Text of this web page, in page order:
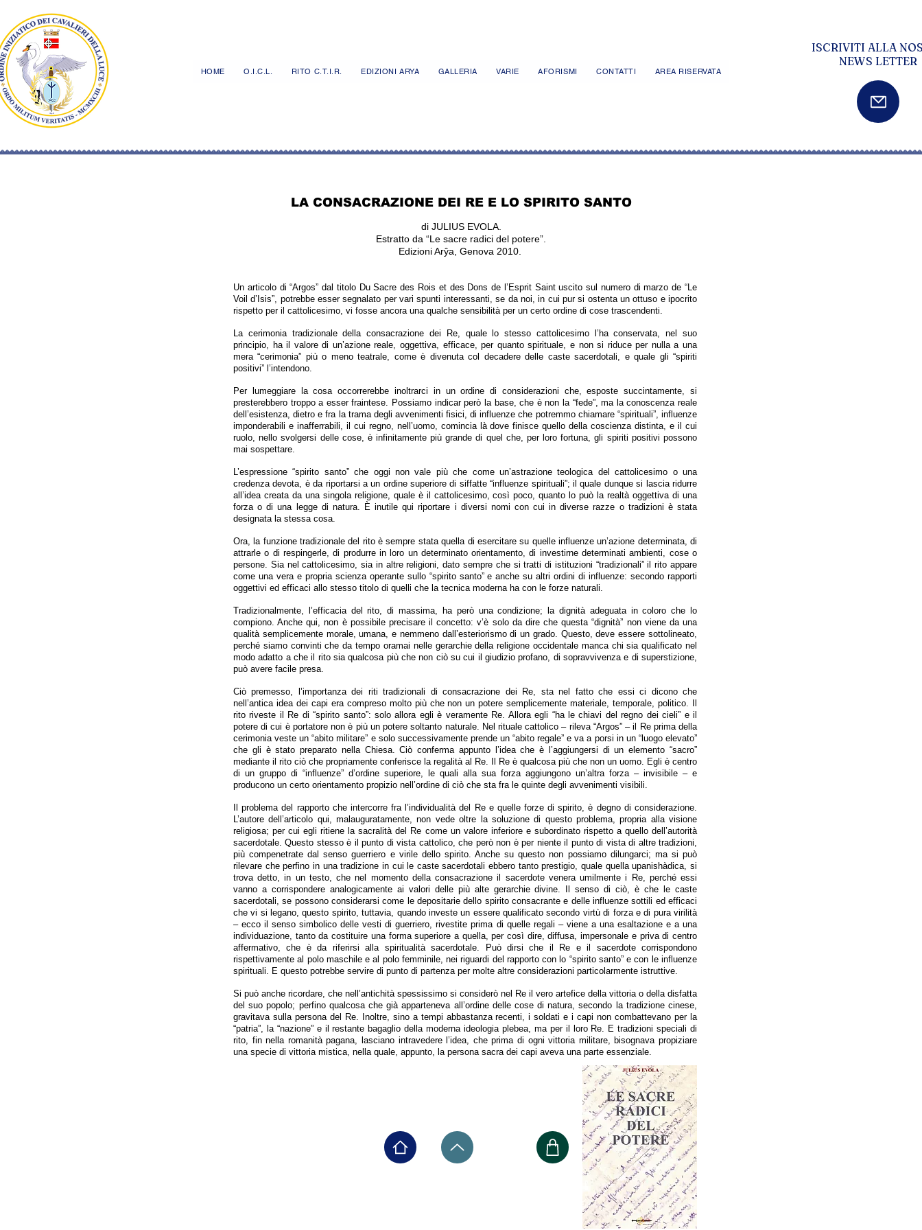
HOME O.I.C.L. RITO C.T.I.R. EDIZIONI ARYA GALLERIA VARIE AFORISMI CONTATTI AREA RISERVATA
ISCRIVITI ALLA
NEWS LETTER
LA CONSACRAZIONE DEI RE E LO SPIRITO SANTO
di JULIUS EVOLA.
Estratto da “L e sacre radici del potere”.
Edizioni Arŷa, Genova 2010.
Un articolo di “Argos” dal titolo Du Sacre des Rois et des Dons de l’Esprit Saint uscito sul numero di marzo de “Le
Voil d’Isis”, potrebbe esser segnalato per vari spunti interessanti, se da noi, in cui pur si ostenta un ottuso e ipocrito
rispetto per il cattolicesimo, vi fosse ancora una qualche sensibilità per un certo ordine di cose trascendenti.
La cerimonia tradizionale della consacrazione dei Re, quale lo stesso cattolicesimo l’ha conservata, nel suo
principio, ha il valore di un’azione reale, oggettiva, efficace, per quanto spirituale, e non si riduce per nulla a una
mera “cerimonia” più o meno teatrale, come è divenuta col decadere delle caste sacerdotali, e quale gli “spiriti
positivi” l’intendono.
Per lumeggiare la cosa occorrerebbe inoltrarci in un ordine di considerazioni che, esposte succintamente, si
presterebbero troppo a esser fraintese. Possiamo indicar però la base, che è non la “fede”, ma la conoscenza reale
dell’esistenza, dietro e fra la trama degli avvenimenti fisici, di influenze che potremmo chiamare “spirituali”, influenze
imponderabili e inafferrabili, il cui regno, nell’uomo, comincia là dove finisce quello della coscienza distinta, e il cui
ruolo, nello svolgersi delle cose, è infinitamente più grande di quel che, per loro fortuna, gli spiriti positivi possono
mai sospettare.
L’espressione “spirito santo” che oggi non vale più che come un’astrazione teologica del cattolicesimo o una
credenza devota, è da riportarsi a un ordine superiore di siffatte “influenze spirituali”; il quale dunque si lascia ridurre
all’idea creata da una singola religione, quale è il cattolicesimo, così poco, quanto lo può la realtà oggettiva di una
forza o di una legge di natura. È inutile qui riportare i diversi nomi con cui in diverse razze o tradizioni è stata
designata la stessa cosa.
Ora, la funzione tradizionale del rito è sempre stata quella di esercitare su quelle influenze un’azione determinata, di
attrarle o di respingerle, di produrre in loro un determinato orientamento, di investirne determinati ambienti, cose o
persone. Sia nel cattolicesimo, sia in altre religioni, dato sempre che si tratti di istituzioni “tradizionali” il rito appare
come una vera e propria scienza operante sullo “spirito santo” e anche su altri ordini di influenze: secondo rapporti
oggettivi ed efficaci allo stesso titolo di quelli che la tecnica moderna ha con le forze naturali.
Tradizionalmente, l’efficacia del rito, di massima, ha però una condizione; la dignità adeguata in coloro che lo
compiono. Anche qui, non è possibile precisare il concetto: v’è solo da dire che questa “dignità” non viene da una
qualità semplicemente morale, umana, e nemmeno dall’esteriorismo di un grado. Questo, deve essere sottolineato,
perché siamo convinti che da tempo oramai nelle gerarchie della religione occidentale manca chi sia qualificato nel
modo adatto a che il rito sia qualcosa più che non ciò su cui il giudizio profano, di sopravvivenza e di superstizione,
può avere facile presa.
Ciò premesso, l’importanza dei riti tradizionali di consacrazione dei Re, sta nel fatto che essi ci dicono che
nell’antica idea dei capi era compreso molto più che non un potere semplicemente materiale, temporale, politico. Il
rito riveste il Re di “spirito santo”: solo allora egli è veramente Re. Allora egli “ha le chiavi del regno dei cieli” e il
potere di cui è portatore non è più un potere soltanto naturale. Nel rituale cattolico – rileva “Argos” – il Re prima della
cerimonia veste un “abito militare” e solo successivamente prende un “abito regale” e va a porsi in un “luogo elevato”
che gli è stato preparato nella Chiesa. Ciò conferma appunto l’idea che è l’aggiungersi di un elemento “sacro”
mediante il rito ciò che propriamente conferisce la regalità al Re. Il Re è qualcosa più che non un uomo. Egli è centro
di un gruppo di “influenze” d’ordine superiore, le quali alla sua forza aggiungono un’altra forza – invisibile – e
producono un certo orientamento propizio nell’ordine di ciò che sta fra le quinte degli avvenimenti visibili.
Il problema del rapporto che intercorre fra l’individualità del Re e quelle forze di spirito, è degno di considerazione.
L’autore dell’articolo qui, malauguratamente, non vede oltre la soluzione di questo problema, propria alla visione
religiosa; per cui egli ritiene la sacralità del Re come un valore inferiore e subordinato rispetto a quello dell’autorità
sacerdotale. Questo stesso è il punto di vista cattolico, che però non è per niente il punto di vista di altre tradizioni,
più compenetrate dal senso guerriero e virile dello spirito. Anche su questo non possiamo dilungarci; ma si può
rilevare che perfino in una tradizione in cui le caste sacerdotali ebbero tanto prestigio, quale quella upanishàdica, si
trova detto, in un testo, che nel momento della consacrazione il sacerdote venera umilmente i Re, perché essi
vanno a corrispondere analogicamente ai valori delle più alte gerarchie divine. Il senso di ciò, è che le caste
sacerdotali, se possono considerarsi come le depositarie dello spirito consacrante e delle influenze sottili ed efficaci
che vi si legano, questo spirito, tuttavia, quando investe un essere qualificato secondo virtù di forza e di pura virilità
– ecco il senso simbolico delle vesti di guerriero, rivestite prima di quelle regali – viene a una esaltazione e a una
individuazione, tanto da costituire una forma superiore a quella, per così dire, diffusa, impersonale e priva di centro
affermativo, che è da riferirsi alla spiritualità sacerdotale. Può dirsi che il Re e il sacerdote corrispondono
rispettivamente al polo maschile e al polo femminile, nei riguardi del rapporto con lo “spirito santo” e con le influenze
spirituali. E questo potrebbe servire di punto di partenza per molte altre considerazioni particolarmente istruttive.
Si può anche ricordare, che nell’antichità spessissimo si considerò nel Re il vero artefice della vittoria o della disfatta
del suo popolo; perfino qualcosa che già apparteneva all’ordine delle cose di natura, secondo la tradizione cinese,
gravitava sulla persona del Re. Inoltre, sino a tempi abbastanza recenti, i soldati e i capi non combattevano per la
“patria”, la “nazione” e il restante bagaglio della moderna ideologia plebea, ma per il loro Re. E tradizioni speciali di
rito, fin nella romanità pagana, lasciano intravedere l’idea, che prima di ogni vittoria militare, bisognava propiziare
una specie di vittoria mistica, nella quale, appunto, la persona sacra dei capi aveva una parte essenziale.